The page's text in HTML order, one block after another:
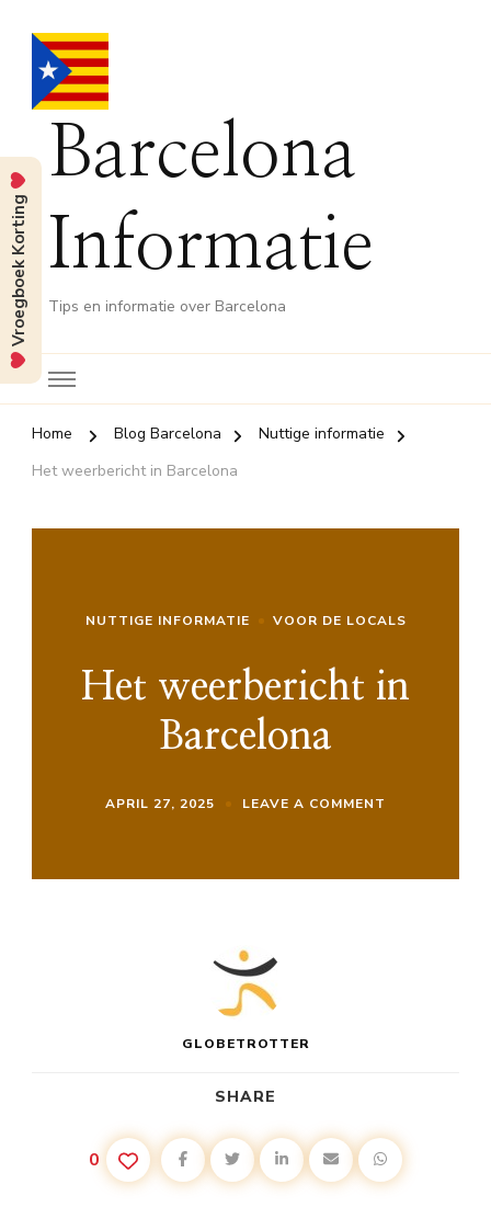
Barcelona
Informatie
Tips en informatie over Barcelona
Home Blog Barcelona
Nuttige informatie
Het weerbericht in Barcelona
NUTTIGE INFORMATIE VOOR DE LOCALS
Het weerbericht in
Barcelona
APRIL 27, 2025 LEAVE A COMMENT
BARCELONA
GLOBETROTTER
SHARE
0
Vroegboek Korting